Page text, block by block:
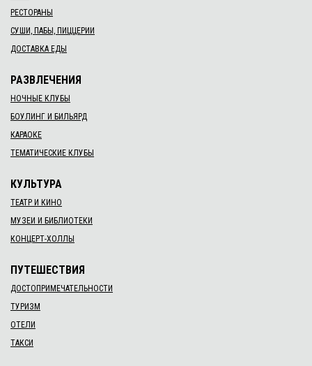
РЕСТОРАНЫ
СУШИ, ПАБЫ, ПИЦЦЕРИИ
ДОСТАВКА ЕДЫ
РАЗВЛЕЧЕНИЯ
НОЧНЫЕ КЛУБЫ
БОУЛИНГ И БИЛЬЯРД
КАРАОКЕ
ТЕМАТИЧЕСКИЕ КЛУБЫ
КУЛЬТУРА
ТЕАТР И КИНО
МУЗЕИ И БИБЛИОТЕКИ
КОНЦЕРТ-ХОЛЛЫ
ПУТЕШЕСТВИЯ
ДОСТОПРИМЕЧАТЕЛЬНОСТИ
ТУРИЗМ
ОТЕЛИ
ТАКСИ